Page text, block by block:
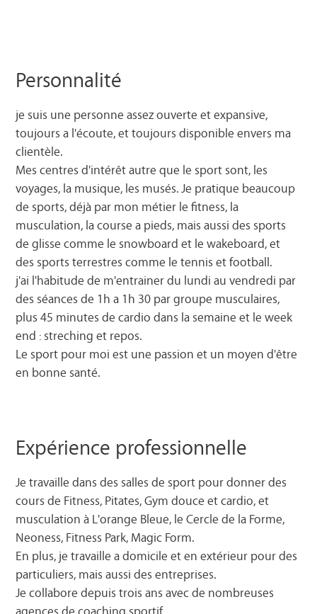
Personnalité
je suis une personne assez ouverte et expansive,
toujours a l'écoute, et toujours disponible envers ma
clientèle.
Mes centres d'intérêt autre que le sport sont, les
voyages, la musique, les musés. Je pratique beaucoup
de sports, déjà par mon métier le fitness, la
musculation, la course a pieds, mais aussi des sports
de glisse comme le snowboard et le wakeboard, et
des sports terrestres comme le tennis et football.
j'ai l'habitude de m'entrainer du lundi au vendredi par
des séances de 1h a 1h 30 par groupe musculaires,
plus 45 minutes de cardio dans la semaine et le week
end : streching et repos.
Le sport pour moi est une passion et un moyen d'être
en bonne santé.
Expérience professionnelle
Je travaille dans des salles de sport pour donner des
cours de Fitness, Pitates, Gym douce et cardio, et
musculation à L'orange Bleue, le Cercle de la Forme,
Neoness, Fitness Park, Magic Form.
En plus, je travaille a domicile et en extérieur pour des
particuliers, mais aussi des entreprises.
Je collabore depuis trois ans avec de nombreuses